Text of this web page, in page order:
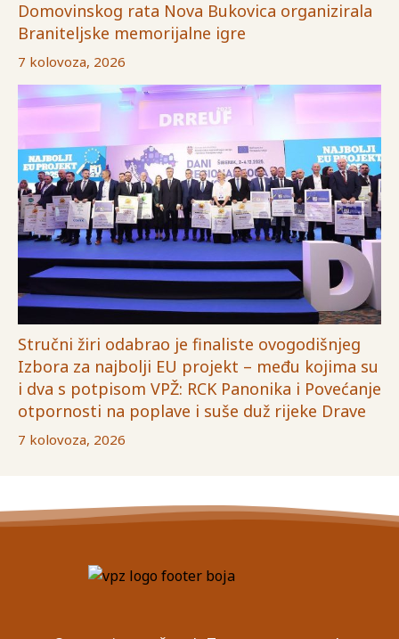
Domovinskog rata Nova Bukovica organizirala
Braniteljske memorijalne igre
7 kolovoza, 2026
Stručni žiri odabrao je finaliste ovogodišnjeg
Izbora za najbolji EU projekt – među kojima su
i dva s potpisom VPŽ: RCK Panonika i Povećanje
otpornosti na poplave i suše duž rijeke Drave
7 kolovoza, 2026